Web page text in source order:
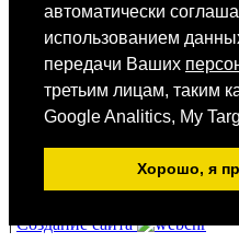
автоматически
использованием
передачи Ваших
третьим лицам, таким
Google Analitics, My
Хорошо, я
Мобильное
Android
Все фотографии размещены
|Создание сайта